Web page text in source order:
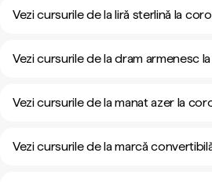
Vezi cursurile de la liră sterlină la
Vezi cursurile de la dram armenesc
Vezi cursurile de la manat azer la
Vezi cursurile de la marcă